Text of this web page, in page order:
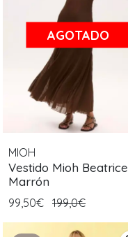
AGOTADO
MIOH
Vestido Mioh Beatrice
Marrón
99,50€ 199,0€